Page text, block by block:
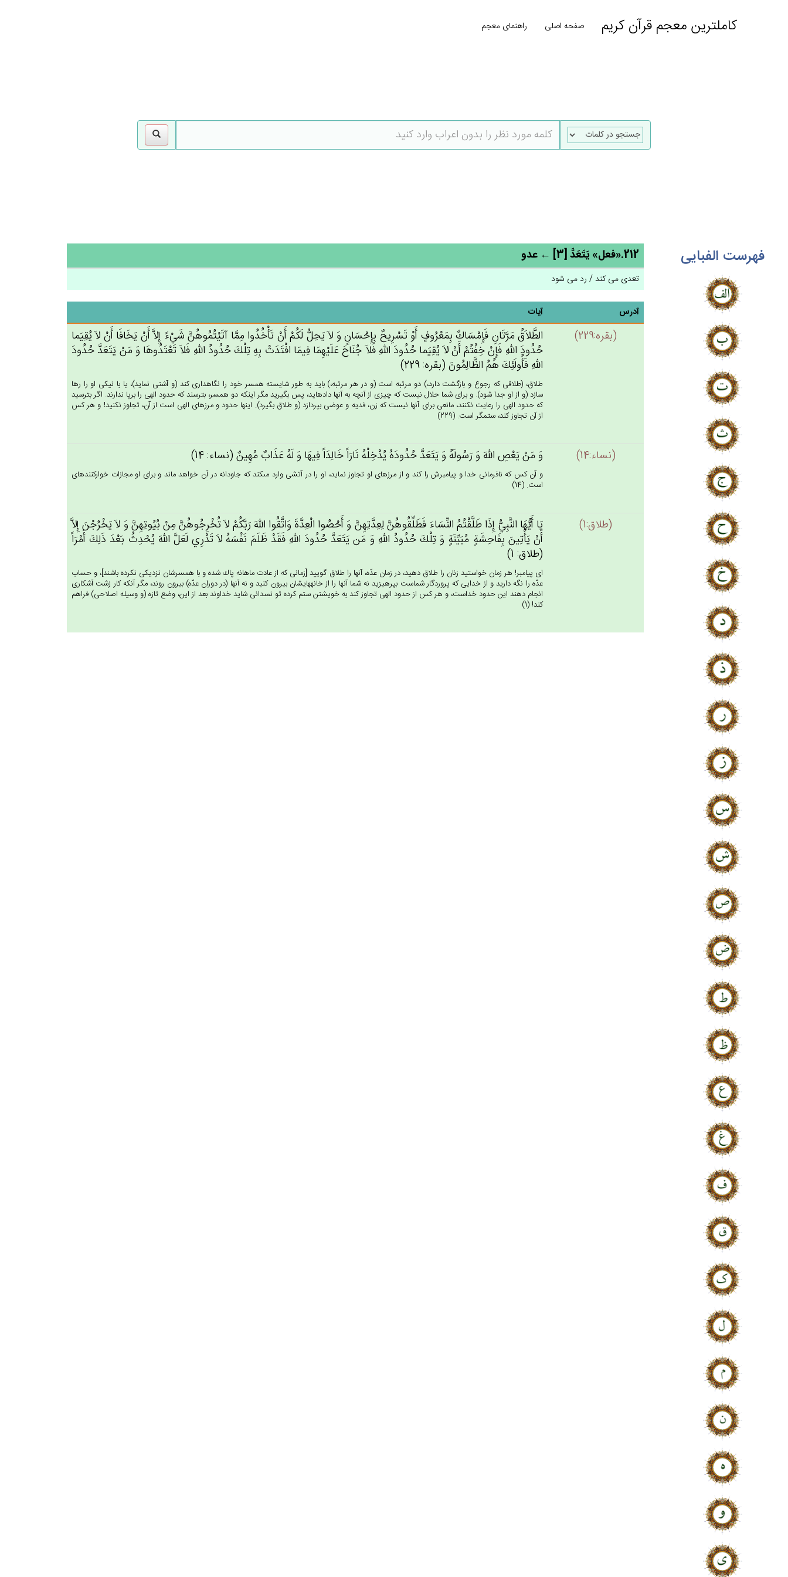
کاملترین معجم قرآن کریم صفحه اصلی راهنمای معجم
فهرست الفبایی 212.«فعل» يَتَعَدَّ [3] ← عدو
تعدی می کند / رد می شود
آدرس آیات
(بقره:229)
الطَّلاَق‌ُ مَرَّتَان‌ِ فَإِمْسَاك‌ٌ بِمَعْرُوف‌ٍ أَوْ تَسْرِيح‌ٌ بِإِحْسَان‌ٍ وَ لاَ يَحِل‌ُّ لَكُم‌ْ أَنْ‌ تَأْخُدُوا مِمَّا آتَيْتُمُوهُن‌َّ شَيْءً إِلاَّ أَنْ‌ يَخَافَا أَنْ لاَ يُقِيَما
حُدُودَ الله‌ِ فَإِن‌ْ خِفْتُم‌ْ أَنْ لاَ يُقِيَما حُدُودَ الله‌ِ فَلاَ جُنَاح‌َ عَلَيْهِمَا فِيمَا افْتَدَت‌ْ بِه‌ِ تِلْك‌َ حُدُودُ الله‌ِ فَلاَ تَعْتَدُوهَا وَ مَنْ‌ يَتَعَدَّ حُدُودَ
الله‌ِ فَأُولَئِك‌َ هُم‌ُ الظَّالِمُونَ‌ (بقره: 229)
طلاق، (طلاقى كه رجوع و بازگشت دارد،) دو مرتبه است (و در هر مرتبه،) بايد به طور شايسته همسر خود را نگاهدارى كند (و آشتى نمايد)، يا با نيكى او را رها
سازد (و از او جدا شود). و براى شما حلال نيست كه چيزى از آنچه به آنها داده‏ايد، پس بگيريد مگر اينكه دو همسر، بترسند كه حدود الهى را برپا ندارند. اگر بترسيد
كه حدود الهى را رعايت نكنند، مانعى براى آنها نيست كه زن، فديه و عوضى بپردازد (و طلاق بگيرد). اينها حدود و مرزهاى الهى است از آن، تجاوز نكنيد! و هر كس
از آن تجاوز كند، ستمگر است. (229)
(نساء:14) وَ مَنْ‌ يَعْص‌ِ الله‌َ وَ رَسُولَه‌ُ وَ يَتَعَدَّ حُدُودَه‌ُ يُدْخِلْه‌ُ نَارَاً خَالِدَاً فِيهَا وَ لَه‌ُ عَذَاب‌ٌ مُهِين‌ٌ (نساء: 14)
و آن كس كه نافرمانى خدا و پيامبرش را كند و از مرزهاى او تجاوز نمايد، او را در آتشى وارد مى‏كند كه جاودانه در آن خواهد ماند و براى او مجازات خواركننده‏اى
است. (14)
(طلاق:1)
يَا أَيُّهَا النَّبِي‌ُّ إِذَا طَلَّقْتُم‌ُ النِّسَاءَ فَطَلِّقُوهُن‌َّ لِعِدَّتِهِن‌َّ وَ أَحْصُوا الْعِدَّة‌َ وَاتَّقُوا الله‌َ رَبَّكُم‌ْ لاَ تُخْرِجُوهُن‌َّ مِنْ‌ بُيُوتِهِن‌َّ وَ لاَ يَخْرُجْن‌َ إِلاَّ
أَنْ‌ يَأْتِين‌َ بِفَاحِشَة‌ٍ مُبَيِّنَة‌ٍ وَ تِلْك‌َ حُدُودُ الله‌ِ وَ مَن‌ يَتَعَدَّ حُدُودَ الله‌ِ فَقَدْ ظَلَم‌َ نَفْسَه‌ُ لاَ تَدْرِي‌ لَعَل‌َّ الله‌َ يُحْدِث‌ُ بَعْدَ ذَلِك‌َ أَمْرَاً
(طلاق: 1)
اى پيامبر! هر زمان خواستيد زنان را طلاق دهيد، در زمان عدّه، آنها را طلاق گوييد [زمانى كه از عادت ماهانه پاك شده و با همسرشان نزديكى نكرده باشند]، و حساب
عدّه را نگه داريد و از خدايى كه پروردگار شماست بپرهيزيد نه شما آنها را از خانه‏هايشان بيرون كنيد و نه آنها (در دوران عدّه) بيرون روند، مگر آنكه كار زشت آشكارى
انجام دهند اين حدود خداست، و هر كس از حدود الهى تجاوز كند به خويشتن ستم كرده تو نمى‏دانى شايد خداوند بعد از اين، وضع تازه (و وسيله اصلاحى) فراهم
كند! (1)